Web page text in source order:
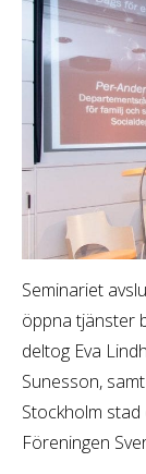
Seminariet
öppna tjänster
deltog Eva
Sunesson,
Stockholm
Föreningen